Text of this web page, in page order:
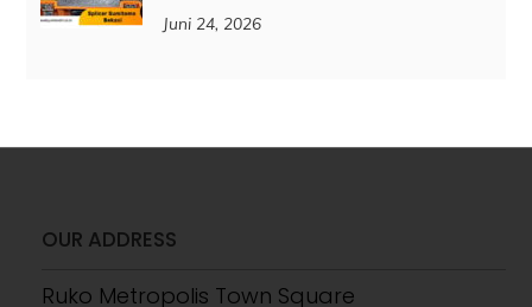
Juni 24, 2026
OUR ADDRESS
Ruko Metropolis Town Square